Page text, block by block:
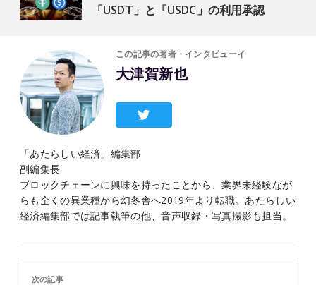
「USDT」と「USDC」の利用承認
この記事の著者・インタビューイ
大津賀新也
「あたらしい経済」編集部
副編集長
ブロックチェーンに興味を持ったことから、業界未経験なが
らも全くの異業種から幻冬舎へ2019年より転職。あたらしい
経済編集部では記事執筆の他、音声収録・写真撮影も担当。
次の記事